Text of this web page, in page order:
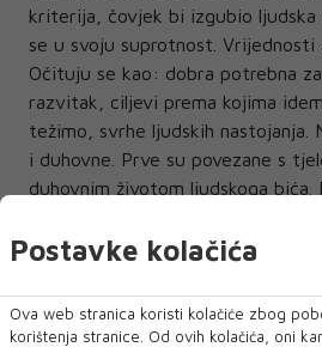
kriterija, čovjek bi izgubio
se u svoju suprotnost. Vrijednosti
Očituju se kao: dobra potrebna
razvitak, ciljevi prema kojima
težimo, svrhe ljudskih nastojanja.
i duhovne. Prve su povezane s
duhovnim životom ljudskoga bića.
značenje određuju više duhovne
religijske. One ukrašavaju sam
Simboliziraju ih istina, dobrota,
Postavke kolačića
Ova web stranica koristi kolačiće zbog
korištenja stranice. Od ovih kolačića, oni